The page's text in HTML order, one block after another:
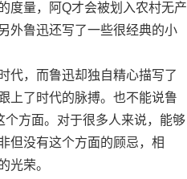
度量，阿Q才会被划入农村无产
外鲁迅还写了一些很经典的小
，而鲁迅却独自精心描写了
上了时代的脉搏。也不能说鲁
个方面。对于很多人来说，能够
但没有这个方面的顾忌，相
光荣。